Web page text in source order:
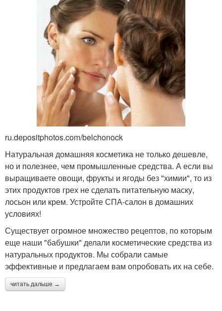
ru.depositphotos.com/belchonock
Натуральная домашняя косметика не только дешевле,
но и полезнее, чем промышленные средства. А если вы
выращиваете овощи, фрукты и ягоды без "химии", то из
этих продуктов грех не сделать питательную маску,
лосьон или крем. Устройте СПА-салон в домашних
условиях!
Существует огромное множество рецептов, по которым
еще наши "бабушки" делали косметические средства из
натуральных продуктов. Мы собрали самые
эффективные и предлагаем вам опробовать их на себе.
читать дальше →